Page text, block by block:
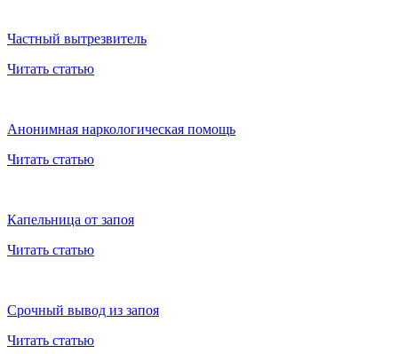
Частный вытрезвитель
Читать статью
Анонимная наркологическая помощь
Читать статью
Капельница от запоя
Читать статью
Срочный вывод из запоя
Читать статью